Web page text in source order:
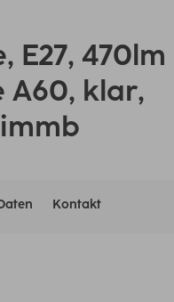
E27, 470lm
A60, klar,
Kontakt